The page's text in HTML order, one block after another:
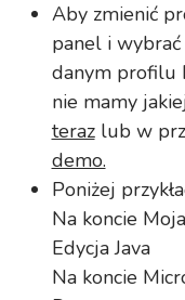
Aby zmienić
panel i
danym profilu
nie mamy
terazlub w
demo.
Poniżej
Na koncie
Edycja Java
Na koncie